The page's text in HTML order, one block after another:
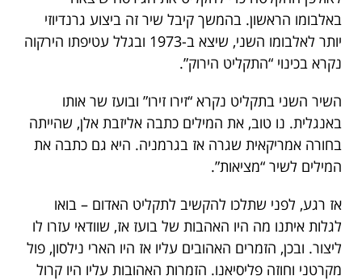
באלבומו הראשון. בהמשך קיבל שיר זה ביצוע גרנדיוזי
יותר לאלבומו השני, שיצא ב-1973 ובגלל עטיפתו הירקוה
נקרא בכינוי “התקליט הירוק”.
השיר השני בתקליט נקרא “זירו זירו” ובועז שר אותו
באנגלית. נו טוב, את המילים כתבה אליזבת אלן, שהייתה
בחורה אמריקאית שגרה אז בגרמניה. היא גם כתבה את
המילים לשיר “מציאות”.
אז רגע, לפני שתלכו להקשיב לתקליט האדום – בואו
לגלות איתנו מה היו האהבות של בועז אז, שוודאי עזרו לו
ליצור. ובכן, הזמרים האהובים עליו אז היו הארי נילסון, פול
מקרטני וחוזה פליסיאנו. הזמרות האהובות עליו היו קרול